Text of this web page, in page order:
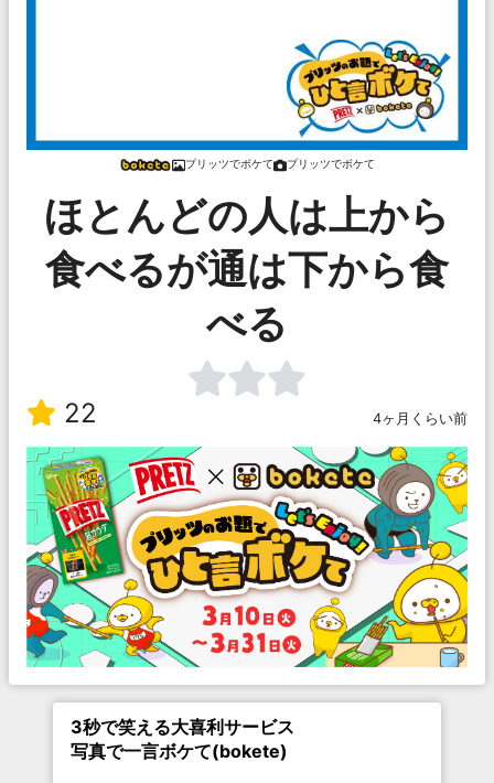
プリッツでボケて プリッツでボケて
ほとんどの人は上から
食べるが通は下から食
べる
22 4ヶ月くらい前
3秒で笑える大喜利サービス
写真で一言ボケて(bokete)